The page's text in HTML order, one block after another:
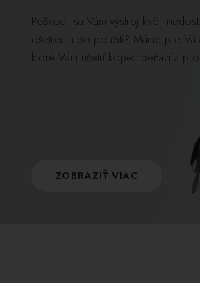
Poškodil sa Vám výstroj kvôli
ošetreniu po použití? Máme pre
ktoré Vám ušetrí kopec peňazí a
ZOBRAZIŤ VIAC